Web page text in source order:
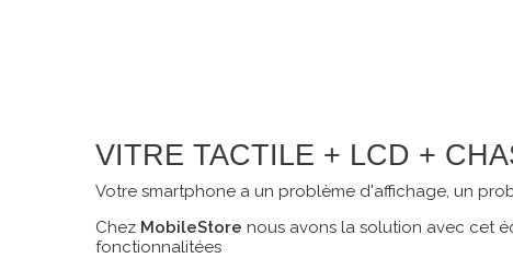
VITRE TACTILE + LCD +
Votre smartphone a un problème d'affichage, un
Chez MobileStore nous avons la solution avec cet
fonctionnalitées